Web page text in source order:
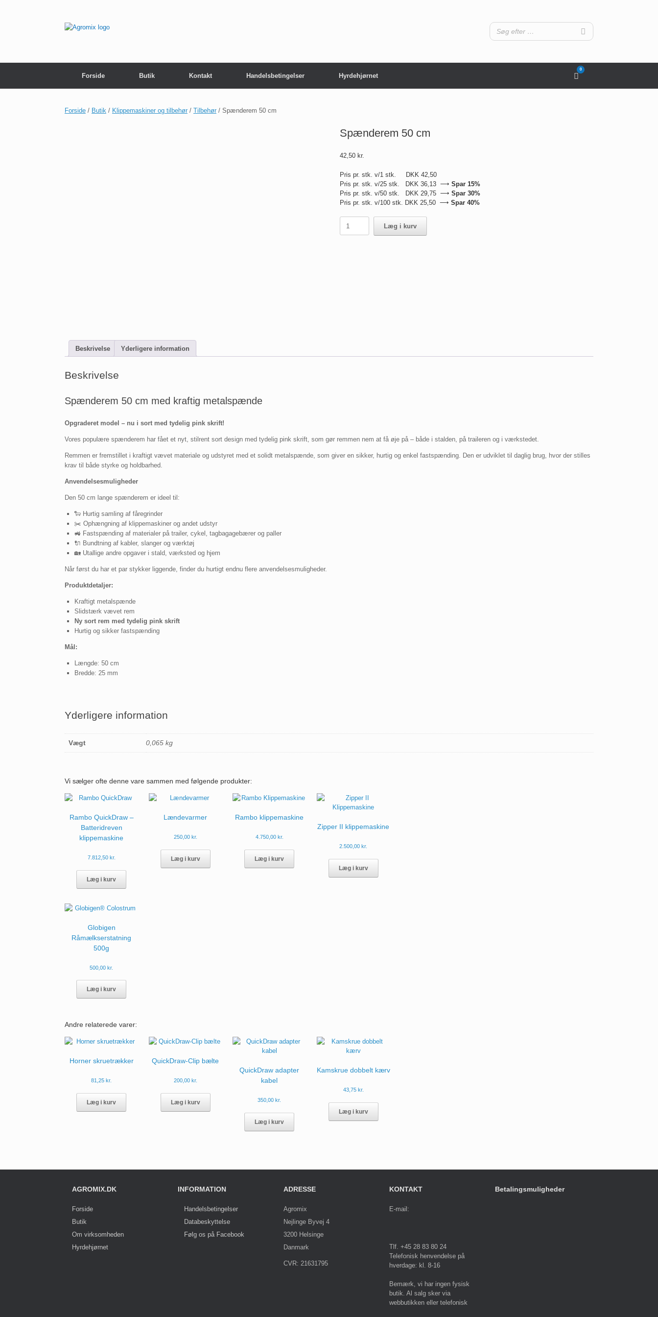
Forside Butik Kontakt Handelsbetingelser Hyrdehjørnet
View
shopping
cart
0
Forside / Butik / Klippemaskiner og tilbehør / Tilbehør / Spænderem 50 cm
Spænderem 50 cm
42,50 kr.
Pris pr. stk. v/1 stk. DKK 42,50
Pris pr. stk. v/25 stk. DKK 36,13 ⟶ Spar 15%
Pris pr. stk. v/50 stk. DKK 29,75 ⟶ Spar 30%
Pris pr. stk. v/100 stk. DKK 25,50 ⟶ Spar 40%
Læg i kurv
Beskrivelse Yderligere information
Beskrivelse
Spænderem 50 cm med kraftig metalspænde
Opgraderet model – nu i sort med tydelig pink skrift!
Vores populære spænderem har fået et nyt, stilrent sort design med tydelig pink skrift, som gør remmen nem at få øje på – både i stalden, på traileren og i værkstedet.
Remmen er fremstillet i kraftigt vævet materiale og udstyret med et solidt metalspænde, som giver en sikker, hurtig og enkel fastspænding. Den er udviklet til daglig brug, hvor der stilles
krav til både styrke og holdbarhed.
Anvendelsesmuligheder
Den 50 cm lange spænderem er ideel til:
🐑 Hurtig samling af fåregrinder
✂️ Ophængning af klippemaskiner og andet udstyr
🚜 Fastspænding af materialer på trailer, cykel, tagbagagebærer og paller
🔌 Bundtning af kabler, slanger og værktøj
🏡 Utallige andre opgaver i stald, værksted og hjem
Når først du har et par stykker liggende, finder du hurtigt endnu flere anvendelsesmuligheder.
Produktdetaljer:
Kraftigt metalspænde
Slidstærk vævet rem
Ny sort rem med tydelig pink skrift
Hurtig og sikker fastspænding
Mål:
Længde: 50 cm
Bredde: 25 mm
Yderligere information
Vægt 0,065 kg
Vi sælger ofte denne vare sammen med følgende produkter:
Rambo QuickDraw –
Batteridreven
klippemaskine
7.812,50 kr.
Læg i kurv
Lændevarmer
250,00 kr.
Læg i kurv
har
Rambo klippemaskine
4.750,00 kr.
Læg i kurv
Zipper II klippemaskine
2.500,00kr.
Læg i kurv
Globigen
Råmælkserstatning
500g
500,00 kr.
Læg i kurv
Andre relaterede varer:
Horner skruetrækker
81,25 kr.
Læg i kurv
QuickDraw-Clip bælte
200,00 kr.
Læg i kurv
QuickDraw adapter
kabel
350,00 kr.
Læg i kurv
Kamskrue dobbelt kærv
43,75 kr.
Læg i kurv
har
AGROMIX.DK
Forside
Butik
Om virksomheden
Hyrdehjørnet
INFORMATION
Handelsbetingelser
Databeskyttelse
Følg os på Facebook
ADRESSE
Agromix
Nejlinge Byvej 4
3200 Helsinge
Danmark
CVR: 21631795
KONTAKT
E-mail:
Tlf. +45 28 83 80 24
Telefonisk henvendelse på
hverdage: kl. 8-16
Bemærk, vi har ingen fysisk
butik. Al salg sker via
webbutikken eller telefonisk
Betalingsmuligheder